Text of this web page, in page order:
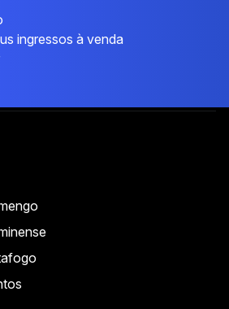
ingressos à venda